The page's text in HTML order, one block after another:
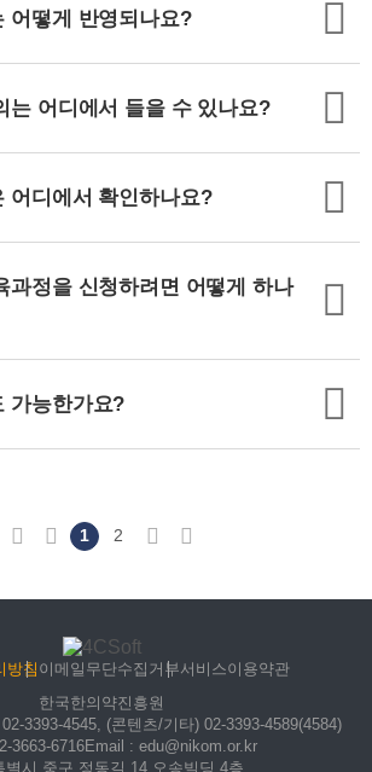
어떻게 반영되나요?
는 어디에서 들을 수 있나요?
어디에서 확인하나요?
과정을 신청하려면 어떻게 하나
가능한가요?
처음이전1 2 다음마지막
방침 이메일무단수집거부서비스이용약관
한국한의약진흥원
3393-4545, (콘텐츠/기타) 02-3393-4589(4584)
3663-6716Email : edu@nikom.or.kr
별시 중구 정동길 14 오송빌딩 4층